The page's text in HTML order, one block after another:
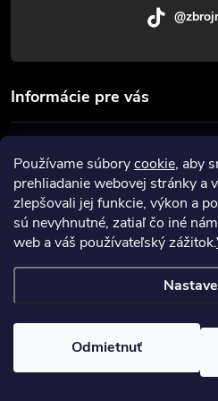
Používame súborycookie, aby
prehliadanie webovej stránky a
zlepšovali jej funkcie, výkon a
sú nevyhnutné, zatiaľ čo iné
web a váš používateľský zážitok.
Odmietnuť
y
v
ý
p
i
s
u
Informácie pre vás
Prijímame online platby